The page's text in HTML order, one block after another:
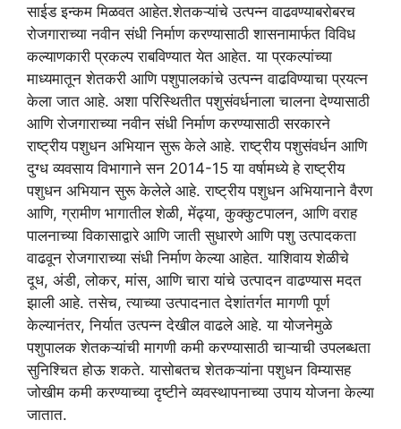
साईड इन्कम मिळवत आहेत.शेतकऱ्यांचे उत्पन्न वाढवण्याबरोबरच
रोजगाराच्या नवीन संधी निर्माण करण्यासाठी शासनामार्फत विविध
कल्याणकारी प्रकल्प राबविण्यात येत आहेत. या प्रकल्पांच्या
माध्यमातून शेतकरी आणि पशुपालकांचे उत्पन्न वाढविण्याचा प्रयत्न
केला जात आहे. अशा परिस्थितीत पशुसंवर्धनाला चालना देण्यासाठी
आणि रोजगाराच्या नवीन संधी निर्माण करण्यासाठी सरकारने
राष्ट्रीय पशुधन अभियान सुरू केले आहे. राष्ट्रीय पशुसंवर्धन आणि
दुग्ध व्यवसाय विभागाने सन 2014-15 या वर्षामध्ये हे राष्ट्रीय
पशुधन अभियान सुरू केलेले आहे. राष्ट्रीय पशुधन अभियानाने वैरण
आणि, ग्रामीण भागातील शेळी, मेंढ्या, कुक्कुटपालन, आणि वराह
पालनाच्या विकासाद्वारे आणि जाती सुधारणे आणि पशु उत्पादकता
वाढवून रोजगाराच्या संधी निर्माण केल्या आहेत. याशिवाय शेळीचे
दूध, अंडी, लोकर, मांस, आणि चारा यांचे उत्पादन वाढण्यास मदत
झाली आहे. तसेच, त्याच्या उत्पादनात देशांतर्गत मागणी पूर्ण
केल्यानंतर, निर्यात उत्पन्न देखील वाढले आहे. या योजनेमुळे
पशुपालक शेतकऱ्यांची मागणी कमी करण्यासाठी चाऱ्याची उपलब्धता
सुनिश्चित होऊ शकते. यासोबतच शेतकऱ्यांना पशुधन विम्यासह
जोखीम कमी करण्याच्या दृष्टीने व्यवस्थापनाच्या उपाय योजना केल्या
जातात.